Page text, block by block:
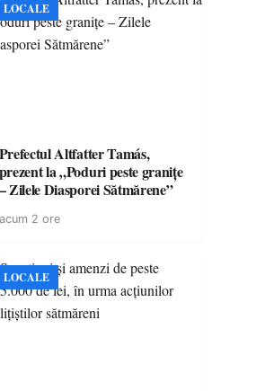
LOCALE
Prefectul Altfatter Tamás,
prezent la „Poduri peste granițe
– Zilele Diasporei Sătmărene”
acum 2 ore
LOCALE